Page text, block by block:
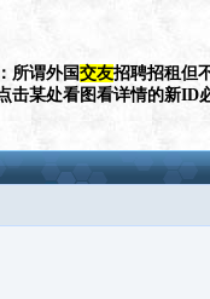
：所谓外国交友招聘招租但
击某处看图看详情的新ID